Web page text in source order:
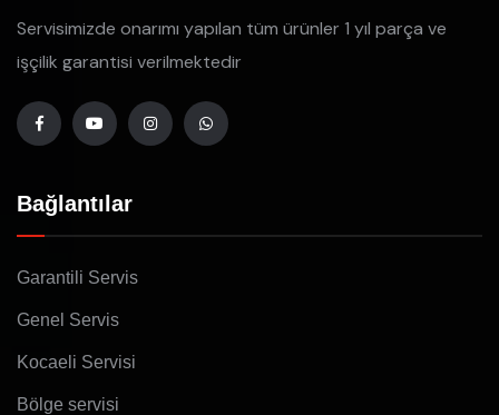
Servisimizde onarımı yapılan tüm ürünler 1 yıl parça ve
işçilik garantisi verilmektedir
Bağlantılar
Garantili Servis
Genel Servis
Kocaeli Servisi
Bölge servisi